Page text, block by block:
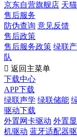
京东自营旗舰店 天
售后服务
防伪查询 意见反馈
售后政策
售后服务政策 绿联
队
 返回主菜单
下载中心
APP下载
绿联声学 绿联储能
驱动下载
外置网卡驱动 外置
机驱动 蓝牙适配器